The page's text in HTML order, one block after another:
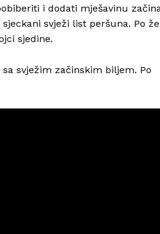
O nama
Kontakt
Impressum
i dodati mješavinu
svježi list peršuna. Po
sjedine.
svježim začinskim biljem. Po